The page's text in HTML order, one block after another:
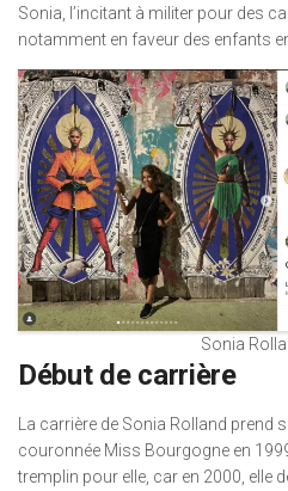
Sonia, l’incitant à militer pour des
notamment en faveur des enfants
Sonia
Début de carrière
La carrière de Sonia Rolland prend
couronnée Miss Bourgogne en
tremplin pour elle, car en 2000, elle